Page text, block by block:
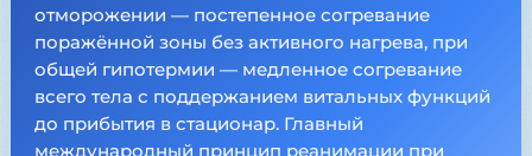
отморожении — постепенное согревание
поражённой зоны без активного нагрева, при
общей гипотермии — медленное согревание
всего тела с поддержанием витальных функций
до прибытия в стационар. Главный
международный принцип реанимации при